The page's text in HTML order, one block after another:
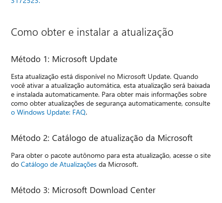
Como obter e instalar a atualização
Método 1: Microsoft Update
Esta atualização está disponível no Microsoft Update. Quando
você ativar a atualização automática, esta atualização será baixada
e instalada automaticamente. Para obter mais informações sobre
como obter atualizações de segurança automaticamente, consulte
o Windows Update: FAQ.
Método 2: Catálogo de atualização da Microsoft
Para obter o pacote autônomo para esta atualização, acesse o site
doCatálogo de Atualizações da Microsoft.
Método 3: Microsoft Download Center